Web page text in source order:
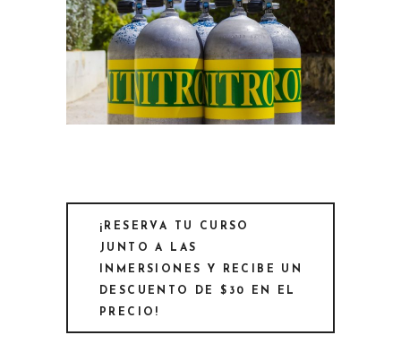
¡RESERVA TU CURSO
JUNTO A LAS
INMERSIONES Y RECIBE UN
DESCUENTO DE $30 EN EL
PRECIO!